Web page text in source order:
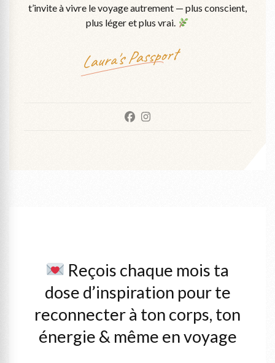
t’invite à vivre le voyage autrement — plus conscient,
plus léger et plus vrai.
Laura's Passport‎ ‎ ‎ ‎ ‎
Reçois chaque mois ta
dose d’inspiration pour te
reconnecter à ton corps, ton
énergie & même en voyage